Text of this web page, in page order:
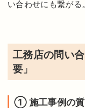
い合わせにも繋がる。
工務店の問い
要」
① 施工事例の質